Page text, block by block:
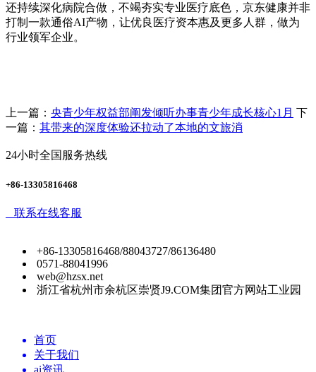
还持续深化病院合做，不竭夯实专业医疗底色，京东健康并非
打制一款通俗AI产物，让优良医疗资本惠及更多人群，做为
行业领军企业。
上一篇： 央青少年权益部阐发倾听办事青少年成长核心1月 下
一篇： 其带来的深度体验还拉动了本地的文旅消
24小时全国服务热线
+86-13305816468
联系在线客服
+86-13305816468/88043727/86136480
0571-88041996
web@hzsx.net
浙江省杭州市余杭区崇贤J9.COM集团官方网站工业园
首页
关于我们
ai资讯